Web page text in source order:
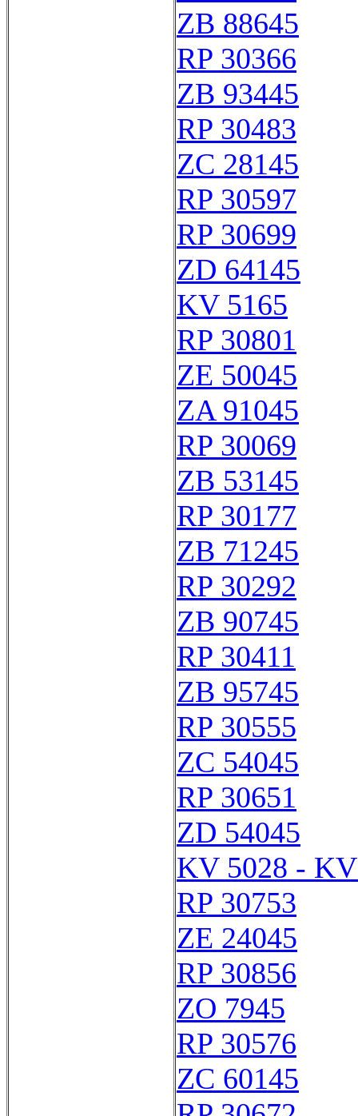
ZB 88645
RP 30366
ZB 93445
RP 30483
ZC 28145
RP 30597
RP 30699
ZD 64145
KV 5165
RP 30801
ZE 50045
ZA 91045
RP 30069
ZB 53145
RP 30177
ZB 71245
RP 30292
ZB 90745
RP 30411
ZB 95745
RP 30555
ZC 54045
RP 30651
ZD 54045
KV 5028 -
RP 30753
ZE 24045
RP 30856
ZO 7945
RP 30576
ZC 60145